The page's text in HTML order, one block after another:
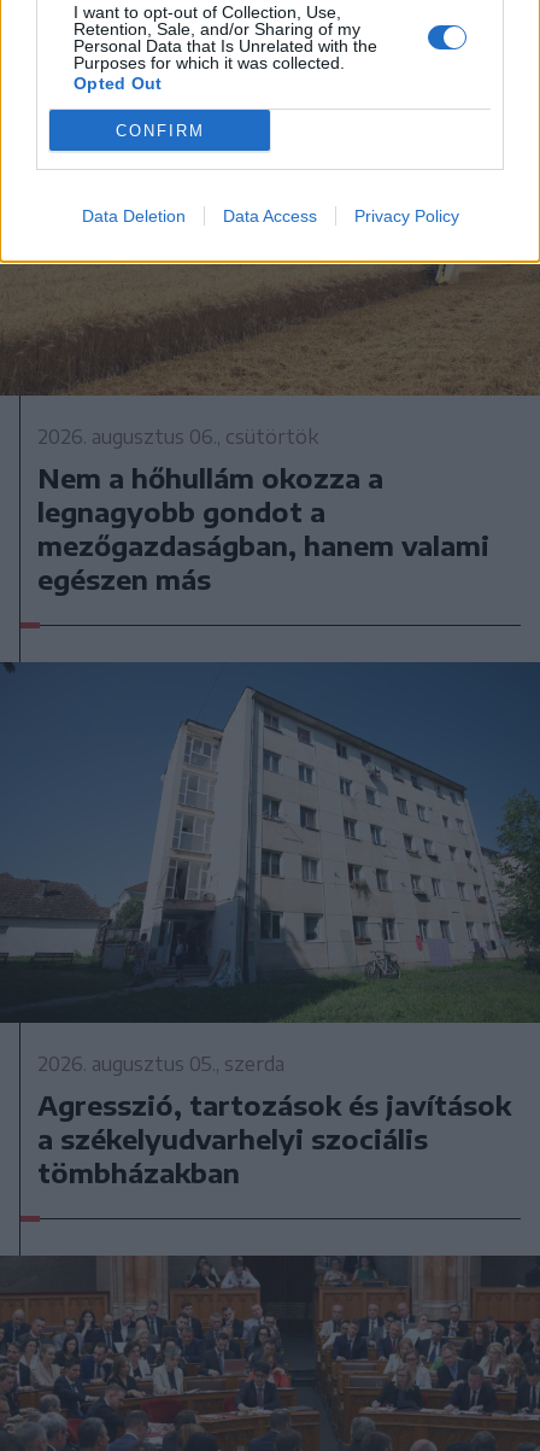
I want to opt-out of Collection, Use,
Retention, Sale, and/or Sharing of my
Personal Data that Is Unrelated with the
Purposes for which it was collected.
Opted Out
CONFIRM
Data Deletion Data Access Privacy Policy
2026. augusztus 06., csütörtök
Nem a hőhullám okozza a
legnagyobb gondot a
mezőgazdaságban, hanem valami
egészen más
2026. augusztus 05., szerda
Agresszió, tartozások és javítások
a székelyudvarhelyi szociális
tömbházakban